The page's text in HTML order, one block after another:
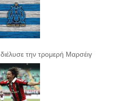
την τρομερή Μαρσέιγ